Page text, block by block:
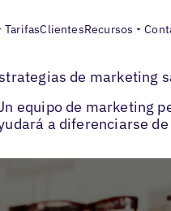
TarifasClientesRecursos
> Estrategia de marketing
de marketing
equipo de marketing
a diferenciarse